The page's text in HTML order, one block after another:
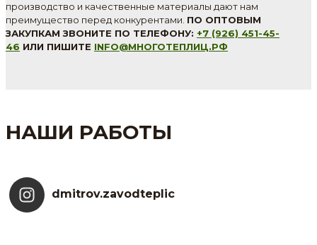
производство и качественные материалы дают нам
преимущество перед конкурентами. ПО ОПТОВЫМ
ЗАКУПКАМ ЗВОНИТЕ ПО ТЕЛЕФОНУ: +7 (926) 451-45-
46 ИЛИ ПИШИТЕ INFO@МНОГОТЕПЛИЦ.РФ
НАШИ РАБОТЫ
dmitrov.zavodteplic